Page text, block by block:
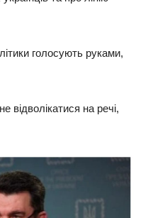
голосують руками,
відволікатися на речі,